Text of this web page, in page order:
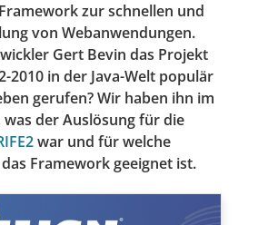
zur schnellen und
von Webanwendungen.
Gert Bevin das Projekt
2010 in der Java-Welt populär
gerufen? Wir haben ihn im
der Auslösung für die
war und für welche
Framework geeignet ist.